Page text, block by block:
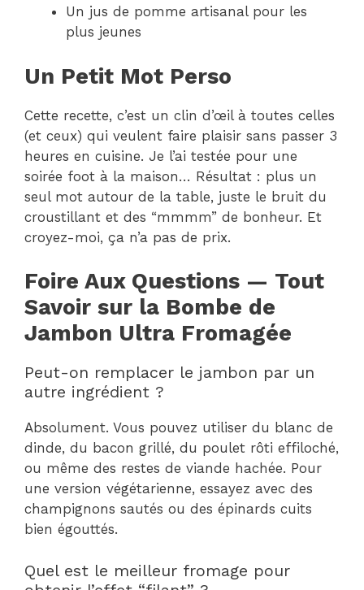
Un jus de pomme artisanal pour les
plus jeunes
Un Petit Mot Perso
Cette recette, c’est un clin d’œil à toutes celles
(et ceux) qui veulent faire plaisir sans passer 3
heures en cuisine. Je l’ai testée pour une
soirée foot à la maison… Résultat : plus un
seul mot autour de la table, juste le bruit du
croustillant et des “mmmm” de bonheur. Et
croyez-moi, ça n’a pas de prix.
Foire Aux Questions — Tout
Savoir sur la Bombe de
Jambon Ultra Fromagée
Peut-on remplacer le jambon par un
autre ingrédient ?
Absolument. Vous pouvez utiliser du blanc de
dinde, du bacon grillé, du poulet rôti effiloché,
ou même des restes de viande hachée. Pour
une version végétarienne, essayez avec des
champignons sautés ou des épinards cuits
bien égouttés.
Quel est le meilleur fromage pour